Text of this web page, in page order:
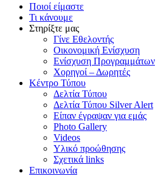
Ποιοί είμαστε
Τι κάνουμε
Στηρίξτε μας
Γίνε Εθελοντής
Οικονομική Ενίσχυση
Ενίσχυση Προγραμμάτων
Χορηγοί – Δωρητές
Κέντρο Τύπου
Δελτία Τύπου
Δελτία Τύπου Silver Alert
Είπαν έγραψαν για εμάς
Photo Gallery
Videos
Υλικό προώθησης
Σχετικά links
Επικοινωνία